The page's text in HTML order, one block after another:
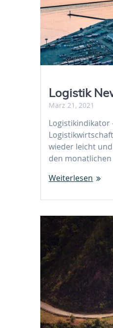
Logistik
März 21, 2021
Logistikindikator
wieder leicht
den
Weiterlesen